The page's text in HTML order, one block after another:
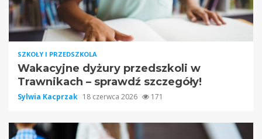
SZKOŁY I PRZEDSZKOLA
Wakacyjne dyżury przedszkoli w
Trawnikach – sprawdź szczegóły!
Sylwia Kacprzak 18 czerwca 2026 171